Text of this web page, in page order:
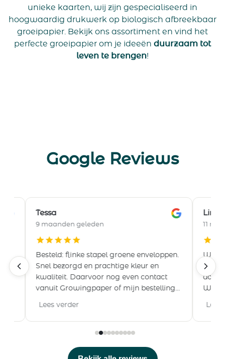
unieke kaarten, wij zijn gespecialiseerd in
hoogwaardig drukwerk op biologisch afbreekbaar
groeipapier. Bekijk ons assortiment en vind het
perfecte groeipapier om je ideeën duurzaam tot
leven te brengen!
Google Reviews
Tessa
9 maanden geleden
Besteld: flinke stapel groene enveloppen.
Snel bezorgd en prachtige kleur en
kwaliteit. Daarvoor nog even contact
vanuit Growingpaper of mijn bestelling
Lees verder
Lina
11
We
hier
We
een
Lees